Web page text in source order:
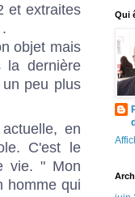
et extraites
.
objet mais
la dernière
peu plus
en
C'est le
vie. " Mon
homme qui
Qui